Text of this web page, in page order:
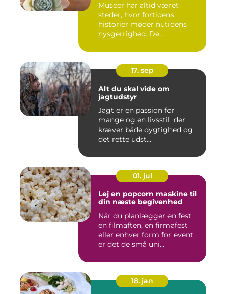
Museer har altid været
steder, hvor fortidens
historier møder nutidens
nysgerrighed. De...
17. sep
Alt du skal vide om
jagtudstyr
Jagt er en passion for
mange og en livsstil, der
kræver både dygtighed og
det rette udst...
01. jul
Lej en popcorn maskine til
din næste begivenhed
Når du planlægger en fest,
en filmaften, en firmafest
eller enhver form for event,
er det de små uni...
18. jan